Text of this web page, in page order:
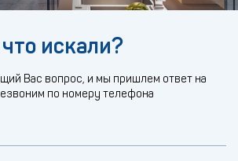
искали?
Вас вопрос, и мы пришлем ответ на
по номеру телефона